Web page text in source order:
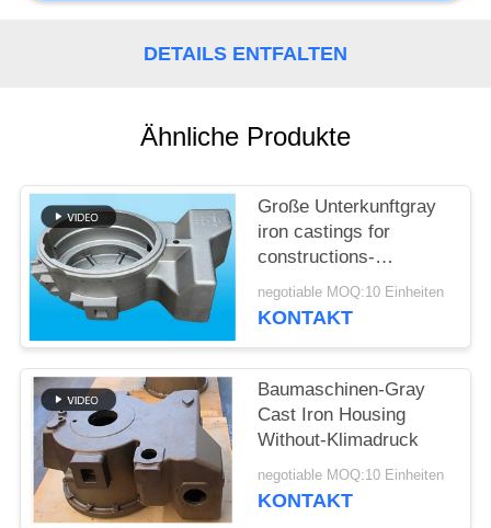
SITEMAP
PRIVACY
POLICY
DETAILS ENTFALTEN
Ähnliche Produkte
Große Unterkunftgray
iron castings for
constructions-
Maschinerie
negotiable MOQ:10 Einheiten
KONTAKT
Baumaschinen-Gray
Cast Iron Housing
Without-Klimadruck
negotiable MOQ:10 Einheiten
KONTAKT